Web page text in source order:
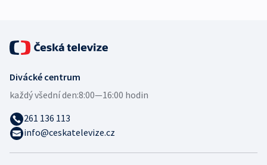
Divácké centrum
každý všední den:8:00—16:00 hodin
261 136 113
info@ceskatelevize.cz